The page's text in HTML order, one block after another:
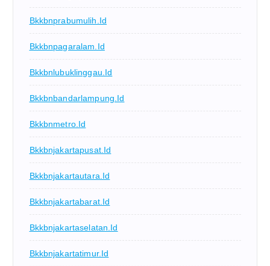
Bkkbnprabumulih.id
Bkkbnpagaralam.id
Bkkbnlubuklinggau.id
Bkkbnbandarlampung.id
Bkkbnmetro.id
Bkkbnjakartapusat.id
Bkkbnjakartautara.id
Bkkbnjakartabarat.id
Bkkbnjakartaselatan.id
Bkkbnjakartatimur.id